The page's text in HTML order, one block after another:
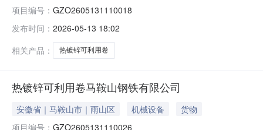
项目编号： GZO2605131110018
发布时间： 2026-05-13 18:02
相关产品：
热镀锌可利用卷
热镀锌可利用卷马鞍山钢铁有限公司
安徽省｜马鞍山市｜雨山区 机械设备
货物
项目编号： GZO2605131110026